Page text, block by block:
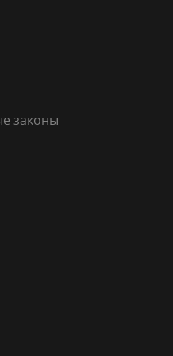
законы